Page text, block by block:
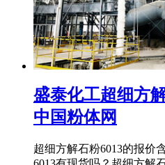
盛泰化工超细方
中国粉体网
超细方解石粉6013的报价